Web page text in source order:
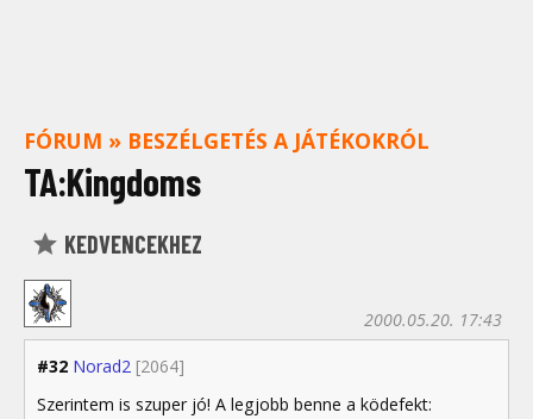
FÓRUM » BESZÉLGETÉS A JÁTÉKOKRÓL
TA:Kingdoms
KEDVENCEKHEZ
#32 Norad2 [2064]
2000.05.20. 17:43
Szerintem is szuper jó! A legjobb benne a ködefekt: